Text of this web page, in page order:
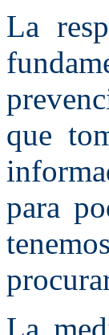
La
que
para
La